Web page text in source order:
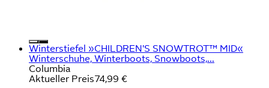
Winterstiefel »CHILDREN'S SNOWTROT™ MID«
Winterschuhe, Winterboots, Snowboots,...
Columbia
Aktueller Preis74,99 €